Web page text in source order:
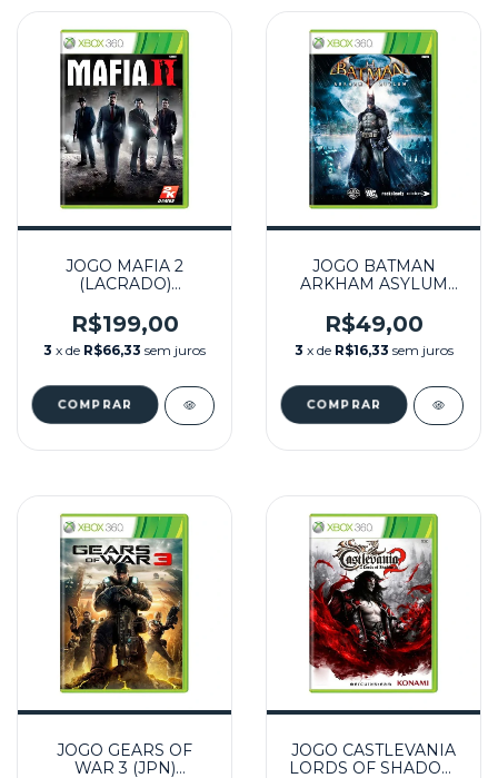
JOGO MAFIA 2
(LACRADO)
360
R$199,00
3 x de R$66,33 sem juros
JOGO BATMAN
ARKHAM ASYLUM
XBOX 360
R$49,00
3 x de R$16,33 sem juros
JOGO GEARS OF
WAR 3 (JPN)
JOGO CASTLEVANIA
LORDS OF SHADOW